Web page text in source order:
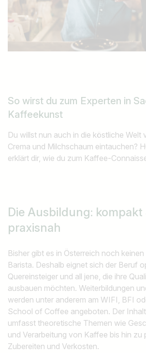
So wirst du zum Experten in
Kaffeekunst
Du willst nun auch in die köstliche Welt
Crema und Milchschaum eintauchen?
erklärt dir, wie du zum Kaffee-
Die Ausbildung: kompakt
praxisnah
Bisher gibt es in Österreich noch
Barista. Deshalb eignet sich der Beruf
Quereinsteiger und all jene, die ihre
ausbauen möchten. Weiterbildungen
werden unter anderem am WIFI, BFI
School of Coffee angeboten. Der
umfasst theoretische Themen wie
und Verarbeitung von Kaffee bis hin zu
Zubereiten und Verkosten.
Ich suche nach …
Jobtitel
Land / Bundesland